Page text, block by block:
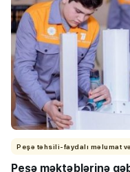
Peşə təhsili-faydalı məlumat
Peşə məktəblərinə